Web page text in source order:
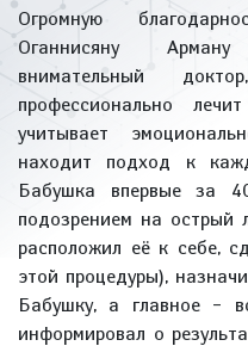
Огромную
Оганнисяну
внимательный
профессионально
учитывает
находит подход к
Бабушка впервые за
подозрением на острый
расположил её к себе,
этой процедуры),
Бабушку, а главное –
информировал о